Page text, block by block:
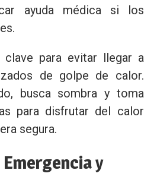
ayuda médica si los
clave para evitar llegar a
de golpe de calor.
busca sombra y toma
para disfrutar del calor
segura.
y